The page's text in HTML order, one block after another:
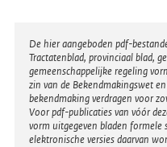
Disclaimer
De hier aangeboden pdf-
Tractatenblad, provinciaal blad,
gemeenschappelijke regeling
zin van de Bekendmakingswet
bekendmaking verdragen voor
Voor pdf-publicaties van vóór
vorm uitgegeven bladen formele
elektronische versies daarvan